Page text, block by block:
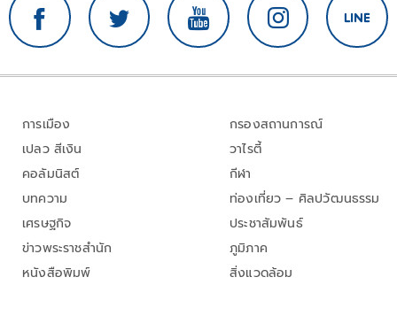
การเมือง
เปลว สีเงิน
คอลัมนิสต์
บทความ
เศรษฐกิจ
ข่าวพระราชสำนัก
หนังสือพิมพ์
กรองสถานการณ์
วาไรตี้
กีฬา
ท่องเที่ยว – ศิลปวัฒนธรรม
ประชาสัมพันธ์
ภูมิภาค
สิ่งแวดล้อม